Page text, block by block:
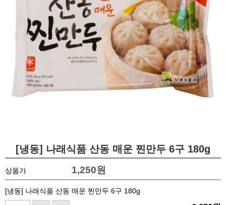
[냉동] 나래식품 산동 매운 찐만두 6구 180g
상품가 1,250원
[냉동] 나래식품 산동 매운 찐만두 6구 180g